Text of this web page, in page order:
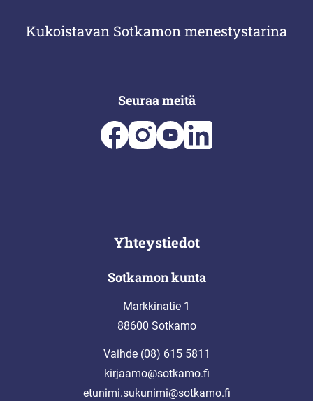
Kukoistavan Sotkamon menestystarina
Seuraa meitä
Yhteystiedot
Sotkamon kunta
Markkinatie 1
88600 Sotkamo
Vaihde (08) 615 5811
kirjaamo@sotkamo.fi
etunimi.sukunimi@sotkamo.fi